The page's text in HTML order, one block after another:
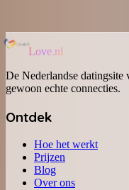
Love.nl
De Nederlandse datingsite
gewoon echte connecties.
Ontdek
Hoe het werkt
Prijzen
Blog
Over ons